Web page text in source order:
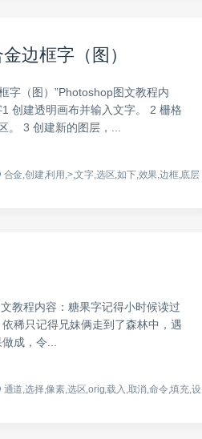
边框字（图）
字（图）”Photoshop图文教程内
创建透明画布并输入文字。 2 栅格
。 3 创建新的图层，...
合金,创建,利用,>,文字,选区,如下,效果,边框,底层
教程内容：糖果字记得小时候读过
稀只记得兄妹俩走到了森林中，遇
成，令...
通道,选择,像素,选区,orig,载入,取消,命令,填充,设